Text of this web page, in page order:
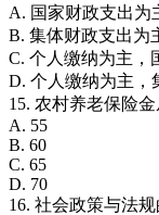
A. 国家财政支出为
B. 集体财政支出为
C. 个人缴纳为主，
D. 个人缴纳为主，
15. 农村养老保险
A. 55
B. 60
C. 65
D. 70
16. 社会政策与法